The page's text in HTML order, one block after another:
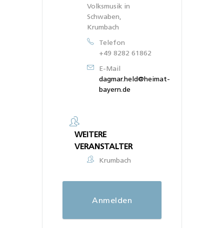
Volksmusik in
Schwaben,
Krumbach
Telefon
+49 8282 61862
E-Mail
dagmar.held@heimat-
bayern.de
WEITERE
VERANSTALTER
Krumbach
Anmelden